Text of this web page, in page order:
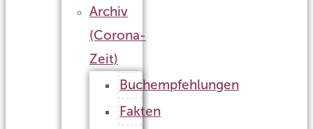
Archiv
(Corona-
Zeit)
Buchempfehlungen
Fakten